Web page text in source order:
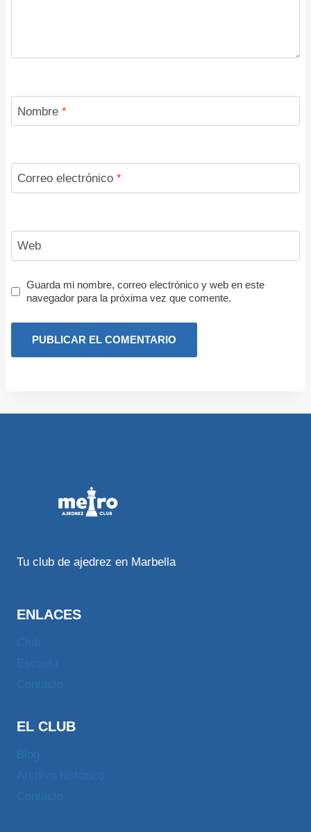
Nombre *
Correo electrónico *
Web
Guarda mi nombre, correo electrónico y web en este
navegador para la próxima vez que comente.
Tu club de ajedrez en Marbella
ENLACES
EL CLUB